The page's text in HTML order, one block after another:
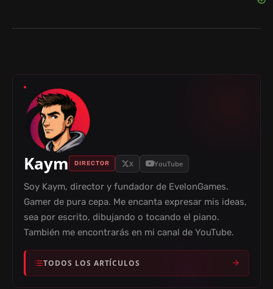
Kaym DIRECTOR X YouTube
Soy Kaym, director y fundador de EvelonGames.
Gamer de pura cepa. Me encanta expresar mis ideas,
sea por escrito, dibujando o tocando el piano.
También me encontrarás en mi canal de YouTube.
TODOS LOS ARTÍCULOS